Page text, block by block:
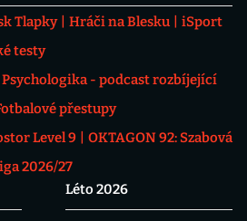
Tlapky Hráči na Blesku
iSport
testy
Psychologika - podcast rozbíjející
přestupy
Level 9
OKTAGON 92: Szabová
2026/27
Léto 2026